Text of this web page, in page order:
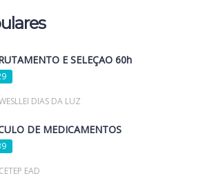
E SELEÇÃO 60h
DIAS DA LUZ
DE MEDICAMENTOS
EAD